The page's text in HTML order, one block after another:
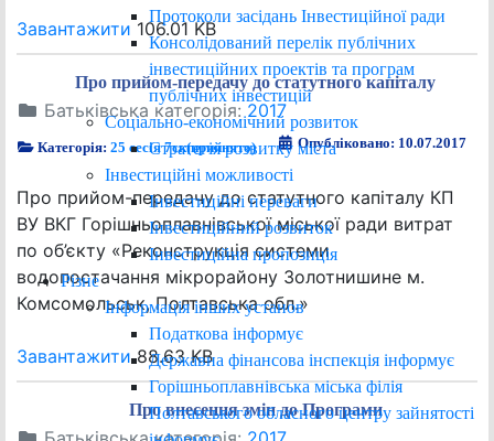
Протоколи засідань Інвестиційної ради
Консолідований перелік публічних
інвестиційних проектів та програм
публічних інвестицій
Соціально-економічний розвиток
Стратегія розвитку міста
Інвестиційні можливості
Інвестиційні переваги
Інвестиційний розвиток
Інвестиційна пропозиція
Різне
Інформація інших установ
Податкова інформує
Державна фінансова інспекція інформує
Горішньоплавнівська міська філія
Полтавського обласного центру зайнятості
Завантажити 106.01 KB
Про прийом-передачу до статутного капіталу
Батьківська категорія:2017
Категорія:25 сесія 7ск(прийнято) Опубліковано: 10.07.2017
Про прийом-передачу до статутного капіталу КП
ВУ ВКГ Горішньоплавнівської міської ради витрат
по об’єкту «Реконструкція системи
водопостачання мікрорайону Золотнишине м.
Комсомольськ, Полтавська обл.»
Завантажити88.63 KB
Про внесення змін до Програми